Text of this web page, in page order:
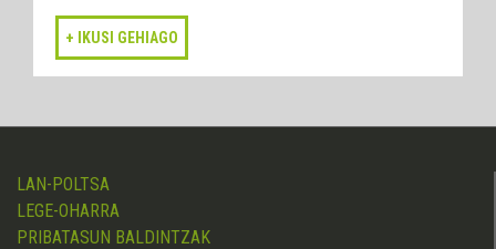
LAN-POLTSA
LEGE-OHARRA
PRIBATASUN BALDINTZAK